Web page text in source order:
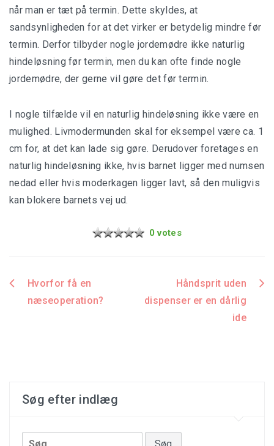
når man er tæt på termin. Dette skyldes, at
sandsynligheden for at det virker er betydelig mindre før
termin. Derfor tilbyder nogle jordemødre ikke naturlig
hindeløsning før termin, men du kan ofte finde nogle
jordemødre, der gerne vil gøre det før termin.
I nogle tilfælde vil en naturlig hindeløsning ikke være en
mulighed. Livmodermunden skal for eksempel være ca. 1
cm for, at det kan lade sig gøre. Derudover foretages en
naturlig hindeløsning ikke, hvis barnet ligger med numsen
nedad eller hvis moderkagen ligger lavt, så den muligvis
kan blokere barnets vej ud.
0 votes
Indlægsnavigation
Hvorfor få en
næseoperation?
Håndsprit uden
dispenser er en dårlig
ide
Søg efter indlæg
Søg